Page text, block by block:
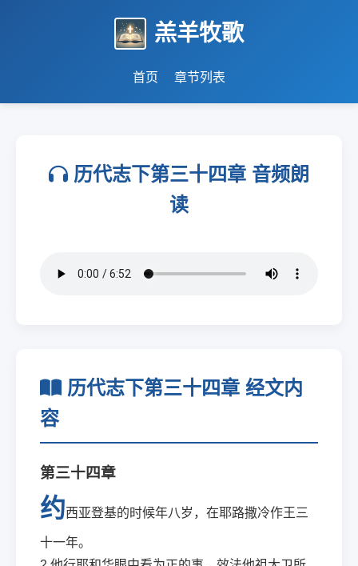
羔羊牧歌
首页 章节列表
历代志下第三十四章 音频朗
读
历代志下第三十四章 经文内
容
第三十四章
约西亚登基的时候年八岁，在耶路撒冷作王三
十一年。